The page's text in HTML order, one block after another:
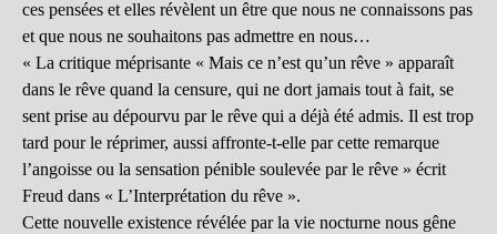
ces pensées et elles révèlent un être que nous ne connaissons pas
et que nous ne souhaitons pas admettre en nous…
« La critique méprisante « Mais ce n’est qu’un rêve » apparaît
dans le rêve quand la censure, qui ne dort jamais tout à fait, se
sent prise au dépourvu par le rêve qui a déjà été admis. Il est trop
tard pour le réprimer, aussi affronte-t-elle par cette remarque
l’angoisse ou la sensation pénible soulevée par le rêve » écrit
Freud dans « L’Interprétation du rêve ».
Cette nouvelle existence révélée par la vie nocturne nous gêne